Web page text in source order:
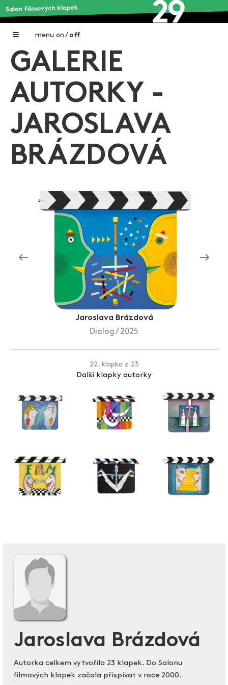
menu on / off
Home
Galerie filmových klapek
Autoři filmových klapek
O projektu
Aukce filmových klapek
Aktuality
Zlín Film Festival
GALERIE
AUTORKY -
JAROSLAVA
BRÁZDOVÁ
Jaroslava Brázdová
Dialog / 2025
22. klapka z 23
Další klapky autorky
Jaroslava Brázdová
Autorka celkem vytvořila 23 klapek. Do Salonu
filmových klapek začala přispívat v roce 2000.